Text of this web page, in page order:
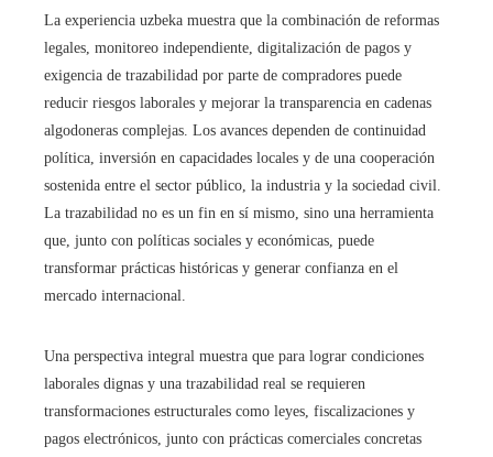
La experiencia uzbeka muestra que la combinación de reformas
legales, monitoreo independiente, digitalización de pagos y
exigencia de trazabilidad por parte de compradores puede
reducir riesgos laborales y mejorar la transparencia en cadenas
algodoneras complejas. Los avances dependen de continuidad
política, inversión en capacidades locales y de una cooperación
sostenida entre el sector público, la industria y la sociedad civil.
La trazabilidad no es un fin en sí mismo, sino una herramienta
que, junto con políticas sociales y económicas, puede
transformar prácticas históricas y generar confianza en el
mercado internacional.
Una perspectiva integral muestra que para lograr condiciones
laborales dignas y una trazabilidad real se requieren
transformaciones estructurales como leyes, fiscalizaciones y
pagos electrónicos, junto con prácticas comerciales concretas